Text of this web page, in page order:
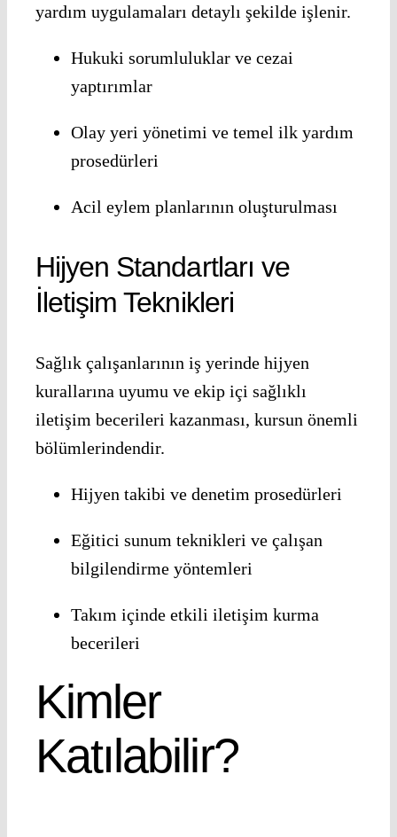
yardım uygulamaları detaylı şekilde işlenir.
Hukuki sorumluluklar ve cezai
yaptırımlar
Olay yeri yönetimi ve temel ilk yardım
prosedürleri
Acil eylem planlarının oluşturulması
Hijyen Standartları ve
İletişim Teknikleri
Sağlık çalışanlarının iş yerinde hijyen
kurallarına uyumu ve ekip içi sağlıklı
iletişim becerileri kazanması, kursun önemli
bölümlerindendir.
Hijyen takibi ve denetim prosedürleri
Eğitici sunum teknikleri ve çalışan
bilgilendirme yöntemleri
Takım içinde etkili iletişim kurma
becerileri
Kimler
Katılabilir?